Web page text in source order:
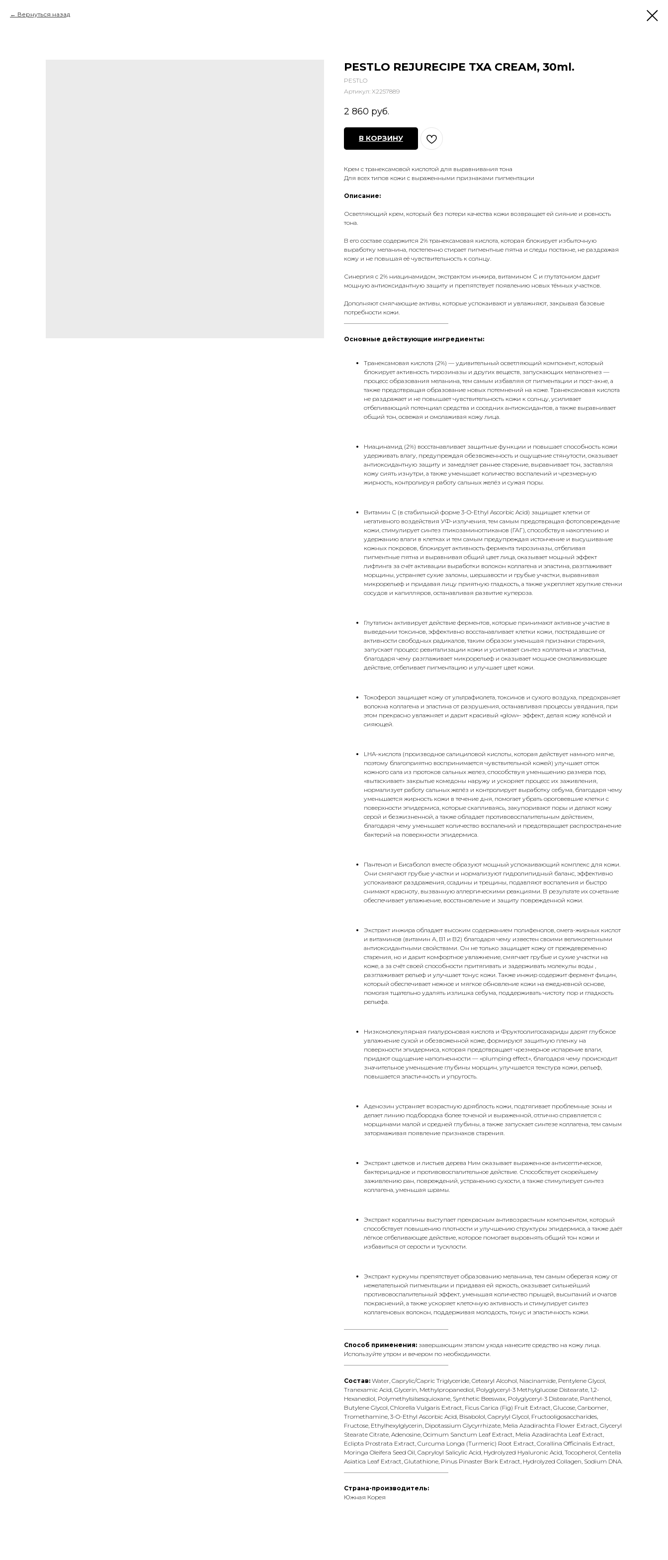
Вернуться назад
PESTLO REJURECIPE TXA CREAM, 30ml.
PESTLO
Артикул: X2257889
2 860 руб.
В КОРЗИНУ
Крем с транексамовой кислотой для выравнивания тона
Для всех типов кожи с выраженными признаками пигментации
Описание:
Осветляющий крем, который без потери качества кожи возвращает ей сияние и ровность
тона.
В его составе содержится 2% транексамовая кислота, которая блокирует избыточную
выработку меланина, постепенно стирает пигментные пятна и следы постакне, не раздражая
кожу и не повышая её чувствительность к солнцу.
Синергия с 2% ниацинамидом, экстрактом инжира, витамином С и глутатониом дарит
мощную антиоксидантную защиту и препятствует появлению новых тёмных участков.
Дополняют смягчающие активы, которые успокаивают и увлажняют, закрывая базовые
потребности кожи.
Основные действующие ингредиенты:
Транексамовая кислота (2%) — удивительный осветляющий компонент, который
блокирует активность тирозиназы и других веществ, запускающих меланогенез —
процесс образования меланина, тем самым избавляя от пигментации и пост-акне, а
также предотвращая образование новых потемнений на коже. Транексамовая кислота
не раздражает и не повышает чувствительность кожи к солнцу, усиливает
отбеливающий потенциал средства и соседних антиоксидантов, а также выравнивает
общий тон, освежая и омолаживая кожу лица.
Ниацинамид (2%) восстанавливает защитные функции и повышает способность кожи
удерживать влагу, предупреждая обезвоженность и ощущение стянутости, оказывает
антиоксидантную защиту и замедляет раннее старение, выравнивает тон, заставляя
кожу сиять изнутри, а также уменьшает количество воспалений и чрезмерную
жирность, контролируя работу сальных желёз и сужая поры.
Витамин С (в стабильной форме 3-O-Ethyl Ascorbic Acid) защищает клетки от
негативного воздействия УФ-излучения, тем самым предотвращая фотоповреждение
кожи, стимулирует синтез гликозаминогликанов (ГАГ), способствуя накоплению и
удержанию влаги в клетках и тем самым предупреждая истончение и высушивание
кожных покровов, блокирует активность фермента тирозиназы, отбеливая
пигментные пятна и выравнивая общий цвет лица, оказывает мощный эффект
лифтинга за счёт активации выработки волокон коллагена и эластина, разглаживает
морщины, устраняет сухие заломы, шершавости и грубые участки, выравнивая
микрорельеф и придавая лицу приятную гладкость, а также укрепляет хрупкие стенки
сосудов и капилляров, останавливая развитие купероза.
Глутатион активирует действие ферментов, которые принимают активное участие в
выведении токсинов, эффективно восстанавливает клетки кожи, пострадавшие от
активности свободных радикалов, таким образом уменьшая признаки старения,
запускает процесс ревитализации кожи и усиливает синтез коллагена и эластина,
благодаря чему разглаживает микрорельеф и оказывает мощное омолаживающее
действие, отбеливает пигментацию и улучшает цвет кожи.
Токоферол защищает кожу от ультрафиолета, токсинов и сухого воздуха, предохраняет
волокна коллагена и эластина от разрушения, останавливая процессы увядания, при
этом прекрасно увлажняет и дарит красивый «glow»- эффект, делая кожу холёной и
сияющей.
LHA-кислота (производное салициловой кислоты, которая действует намного мягче,
поэтому благоприятно воспринимается чувствительной кожей) улучшает отток
кожного сала из протоков сальных желез, способствуя уменьшению размера пор,
«вытаскивает» закрытые комедоны наружу и ускоряет процесс их заживления,
нормализует работу сальных желёз и контролирует выработку себума, благодаря чему
уменьшается жирность кожи в течение дня, помогает убрать ороговевшие клетки с
поверхности эпидермиса, которые скапливаясь, закупоривают поры и делают кожу
серой и безжизненной, а также обладает противовоспалительным действием,
благодаря чему уменьшает количество воспалений и предотвращает распространение
бактерий на поверхности эпидермиса.
Пантенол и Бисаболол вместе образуют мощный успокаивающий комплекс для кожи.
Они смягчают грубые участки и нормализуют гидролипидный баланс, эффективно
успокаивают раздражения, ссадины и трещины, подавляют воспаления и быстро
снимают красноту, вызванную аллергическими реакциями. В результате их сочетание
обеспечивает увлажнение, восстановление и защиту поврежденной кожи.
Экстракт инжира обладает высоким содержанием полифенолов, омега-жирных кислот
и витаминов (витамин А, В1 и В2) благодаря чему известен своими великолепными
антиоксидантными свойствами. Он не только защищает кожу от преждевременно
старения, но и дарит комфортное увлажнение, смягчает грубые и сухие участки на
коже, а за счёт своей способности притягивать и задерживать молекулы воды ,
разглаживает рельеф и улучшает тонус кожи. Также инжир содержит фермент фицин,
который обеспечивает нежное и мягкое обновление кожи на ежедневной основе,
помогая тщательно удалять излишка себума, поддерживать чистоту пор и гладкость
рельефа.
Низкомолекулярная гиалуроновая кислота и Фруктоолигосахариды дарят глубокое
увлажнение сухой и обезвоженной коже, формируют защитную пленку на
поверхности эпидермиса, которая предотвращает чрезмерное испарение влаги,
придают ощущение наполненности — «plumping effect», благодаря чему происходит
значительное уменьшение глубины морщин, улучшается текстура кожи, рельеф,
повышается эластичность и упругость.
Аденозин устраняет возрастную дряблость кожи, подтягивает проблемные зоны и
делает линию подбородка более точеной и выраженной, отлично справляется с
морщинами малой и средней глубины, а также запускает синтезе коллагена, тем самым
затормаживая появление признаков старения.
Экстракт цветков и листьев дерева Ним оказывает выраженное антисептическое,
бактерицидное и противовоспалительное действие. Способствует скорейшему
заживлению ран, повреждений, устранению сухости, а также стимулирует синтез
коллагена, уменьшая шрамы.
Экстракт кораллины выступает прекрасным антивозрастным компонентом, который
способствует повышению плотности и улучшению структуры эпидермиса, а также даёт
лёгкое отбеливающее действие, которое помогает выровнять общий тон кожи и
избавиться от серости и тусклости.
Экстракт куркумы препятствует образованию меланина, тем самым оберегая кожу от
нежелательной пигментации и придавая ей яркость, оказывает сильнейший
противовоспалительный эффект, уменьшая количество прыщей, высыпаний и очагов
покраснений, а также ускоряет клеточную активность и стимулирует синтез
коллагеновых волокон, поддерживая молодость, тонус и эластичность кожи.
Способ применения: завершающим этапом ухода нанесите средство на кожу лица.
Используйте утром и вечером по необходимости.
Состав: Water, Caprylic/Capric Triglyceride, Cetearyl Alcohol, Niacinamide, Pentylene Glycol,
Tranexamic Acid, Glycerin, Methylpropanediol, Polyglyceryl-3 Methylglucose Distearate, 1,2-
Hexanediol, Polymethylsilsesquioxane, Synthetic Beeswax, Polyglyceryl-3 Distearate, Panthenol,
Butylene Glycol, Chlorella Vulgaris Extract, Ficus Carica (Fig) Fruit Extract, Glucose, Carbomer,
Tromethamine, 3-O-Ethyl Ascorbic Acid, Bisabolol, Caprylyl Glycol, Fructooligosaccharides,
Fructose, Ethylhexylglycerin, Dipotassium Glycyrrhizate, Melia Azadirachta Flower Extract, Glyceryl
Stearate Citrate, Adenosine, Ocimum Sanctum Leaf Extract, Melia Azadirachta Leaf Extract,
Eclipta Prostrata Extract, Curcuma Longa (Turmeric) Root Extract, Corallina Officinalis Extract,
Moringa Oleifera Seed Oil, Capryloyl Salicylic Acid, Hydrolyzed Hyaluronic Acid, Tocopherol, Centella
Asiatica Leaf Extract, Glutathione, Pinus Pinaster Bark Extract, Hydrolyzed Collagen, Sodium DNA.
Страна-производитель:
Южная Корея